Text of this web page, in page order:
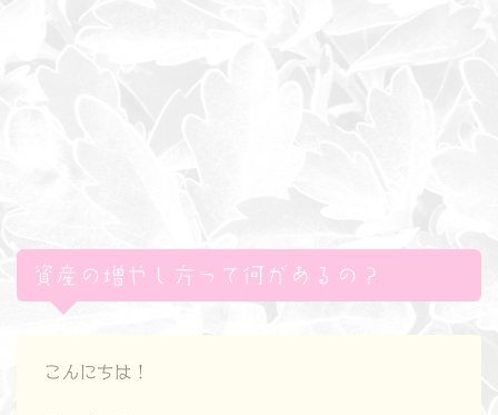
資産の増やし方って何があるの？
こんにちは！